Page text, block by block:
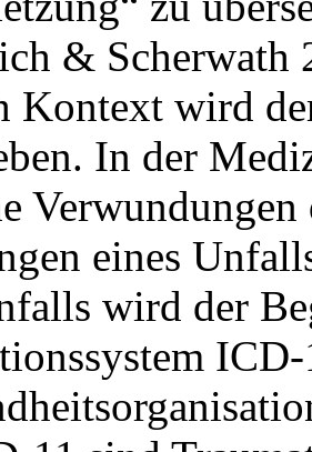
& Scherwath
Kontext wird
In der
Verwundungen
eines
wird der
ICD-